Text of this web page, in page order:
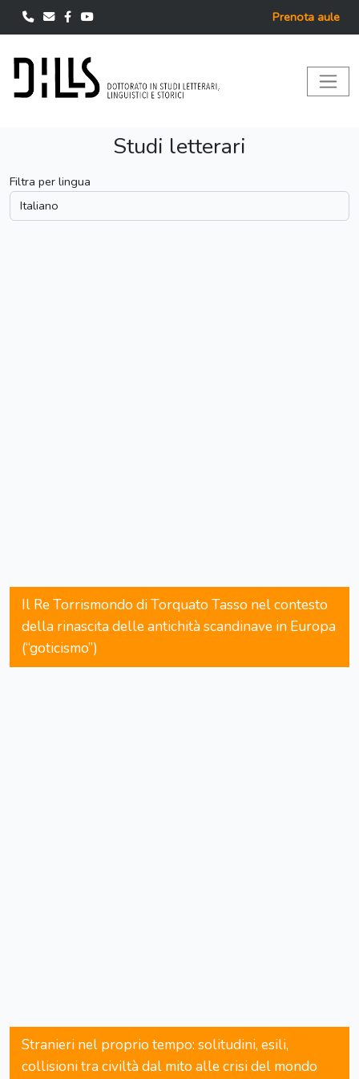
Prenota aule
Studi letterari
Filtra per lingua
Il Re Torrismondo di Torquato Tasso nel contesto
della rinascita delle antichità scandinave in Europa
(“goticismo”)
Stranieri nel proprio tempo: solitudini, esili,
collisioni tra civiltà dal mito alle crisi del mondo